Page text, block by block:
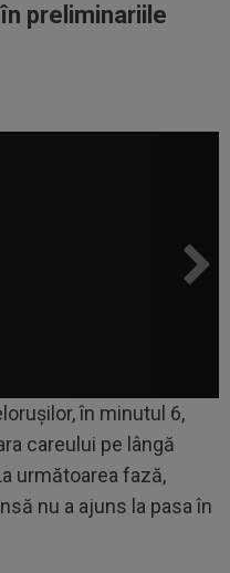
preliminariile
în minutul 6,
careului pe lângă
următoarea fază,
nu a ajuns la pasa în